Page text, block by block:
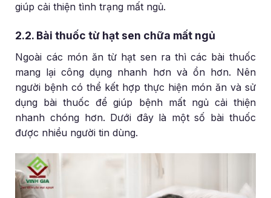
giúp cải thiện tình trạng mất ngủ.
2.2. Bài thuốc từ hạt sen chữa mất ngủ
Ngoài các món ăn từ hạt sen ra thì các bài thuốc
mang lại công dụng nhanh hơn và ổn hơn. Nên
người bệnh có thể kết hợp thực hiện món ăn và sử
dụng bài thuốc để giúp bệnh mất ngủ cải thiện
nhanh chóng hơn. Dưới đây là một số bài thuốc
được nhiều người tin dùng.